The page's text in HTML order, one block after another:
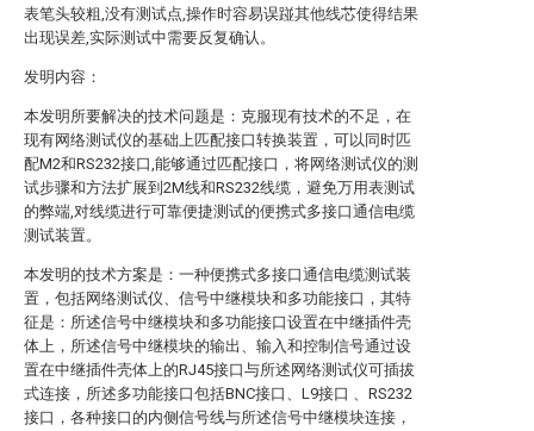
表笔头较粗,没有测试点,操作时容易误踫其他线芯使得结果
出现误差,实际测试中需要反复确认。
发明内容：
本发明所要解决的技术问题是：克服现有技术的不足，在
现有网络测试仪的基础上匹配接口转换装置，可以同时匹
配M2和RS232接口,能够通过匹配接口，将网络测试仪的测
试步骤和方法扩展到2M线和RS232线缆，避免万用表测试
的弊端,对线缆进行可靠便捷测试的便携式多接口通信电缆
测试装置。
本发明的技术方案是：一种便携式多接口通信电缆测试装
置，包括网络测试仪、信号中继模块和多功能接口，其特
征是：所述信号中继模块和多功能接口设置在中继插件壳
体上，所述信号中继模块的输出、输入和控制信号通过设
置在中继插件壳体上的RJ45接口与所述网络测试仪可插拔
式连接，所述多功能接口包括BNC接口、L9接口 、RS232
接口，各种接口的内侧信号线与所述信号中继模块连接，